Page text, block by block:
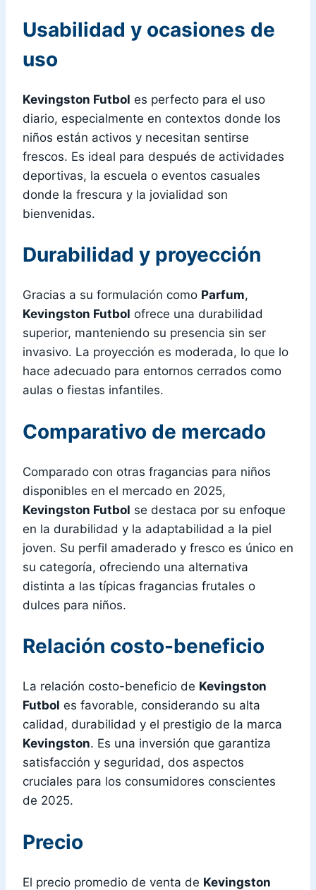
Usabilidad y ocasiones de
uso
Kevingston Futbol es perfecto para el uso
diario, especialmente en contextos donde los
niños están activos y necesitan sentirse
frescos. Es ideal para después de actividades
deportivas, la escuela o eventos casuales
donde la frescura y la jovialidad son
bienvenidas.
Durabilidad y proyección
Gracias a su formulación como Parfum,
Kevingston Futbol ofrece una durabilidad
superior, manteniendo su presencia sin ser
invasivo. La proyección es moderada, lo que lo
hace adecuado para entornos cerrados como
aulas o fiestas infantiles.
Comparativo de mercado
Comparado con otras fragancias para niños
disponibles en el mercado en 2025,
Kevingston Futbol se destaca por su enfoque
en la durabilidad y la adaptabilidad a la piel
joven. Su perfil amaderado y fresco es único en
su categoría, ofreciendo una alternativa
distinta a las típicas fragancias frutales o
dulces para niños.
Relación costo-beneficio
La relación costo-beneficio de Kevingston
Futbol es favorable, considerando su alta
calidad, durabilidad y el prestigio de la marca
Kevingston. Es una inversión que garantiza
satisfacción y seguridad, dos aspectos
cruciales para los consumidores conscientes
de 2025.
Precio
El precio promedio de venta de Kevingston